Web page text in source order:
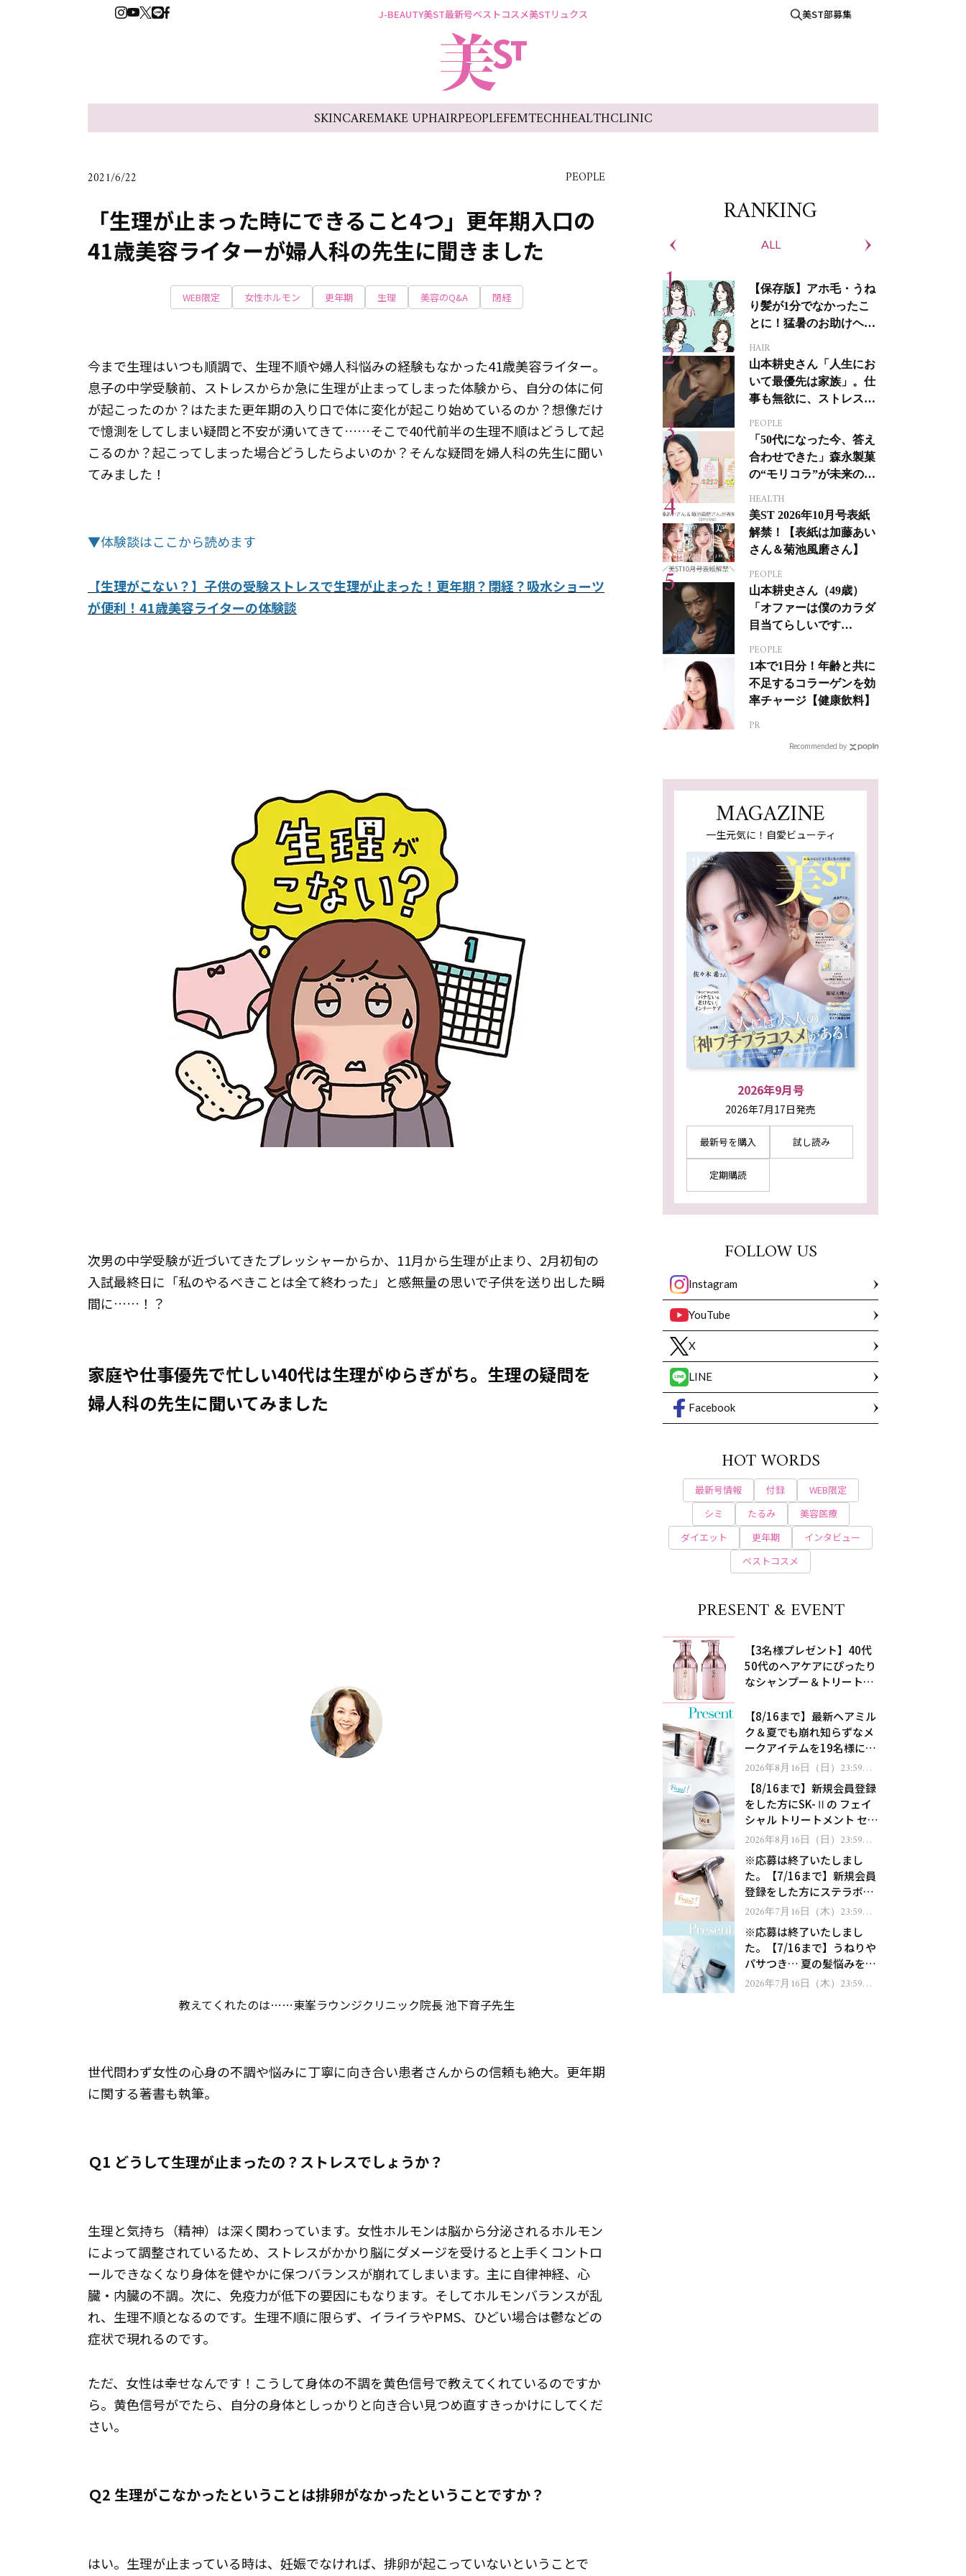
J-BEAUTY美ST最新号ベストコスメ美STリュクス 美ST部募集
SKINCAREMAKE UPHAIRPEOPLEFEMTECHHEALTHCLINIC
2021/6/22 PEOPLE
「生理が止まった時にできること4つ」更年期入口の
41歳美容ライターが婦人科の先生に聞きました
WEB限定 女性ホルモン 更年期 生理 美容のQ&A 閉経
今まで生理はいつも順調で、生理不順や婦人科悩みの経験もなかった41歳美容ライター。
息子の中学受験前、ストレスからか急に生理が止まってしまった体験から、自分の体に何
が起こったのか？はたまた更年期の入り口で体に変化が起こり始めているのか？想像だけ
で憶測をしてしまい疑問と不安が湧いてきて……そこで40代前半の生理不順はどうして起
こるのか？起こってしまった場合どうしたらよいのか？そんな疑問を婦人科の先生に聞い
てみました！
▼体験談はここから読めます
【生理がこない？】子供の受験ストレスで生理が止まった！更年期？閉経？吸水ショーツ
が便利！41歳美容ライターの体験談
次男の中学受験が近づいてきたプレッシャーからか、11月から生理が止まり、2月初旬の
入試最終日に「私のやるべきことは全て終わった」と感無量の思いで子供を送り出した瞬
間に……！？
家庭や仕事優先で忙しい40代は生理がゆらぎがち。生理の疑問を
婦人科の先生に聞いてみました
教えてくれたのは……東峯ラウンジクリニック院長 池下育子先生
世代問わず女性の心身の不調や悩みに丁寧に向き合い患者さんからの信頼も絶大。更年期
に関する著書も執筆。
Ｑ1 どうして生理が止まったの？ストレスでしょうか？
生理と気持ち（精神）は深く関わっています。女性ホルモンは脳から分泌されるホルモン
によって調整されているため、ストレスがかかり脳にダメージを受けると上手くコントロ
ールできなくなり身体を健やかに保つバランスが崩れてしまいます。主に自律神経、心
臓・内臓の不調。次に、免疫力が低下の要因にもなります。そしてホルモンバランスが乱
れ、生理不順となるのです。生理不順に限らず、イライラやPMS、ひどい場合は鬱などの
症状で現れるのです。
ただ、女性は幸せなんです！こうして身体の不調を黄色信号で教えてくれているのですか
ら。黄色信号がでたら、自分の身体としっかりと向き合い見つめ直すきっかけにしてくだ
さい。
Ｑ2 生理がこなかったということは排卵がなかったということですか？
はい。生理が止まっている時は、妊娠でなければ、排卵が起こっていないということで
RANKING
ALL
【保存版】アホ毛・うね
り髪が1分でなかったこ
とに！猛暑のお助けヘア
HAIR
山本耕史さん「人生にお
いて最優先は家族」。仕
事も無欲に、ストレスを
PEOPLE
「50代になった今、答え
合わせできた」森永製菓
の“モリコラ”が未来のキ
HEALTH
美ST 2026年10月号表紙
解禁！【表紙は加藤あい
さん＆菊池風磨さん】
PEOPLE
山本耕史さん（49歳）
「オファーは僕のカラダ
目当てらしいです
ジカルへの挑戦
PEOPLE
1本で1日分！年齢と共に
不足するコラーゲンを効
率チャージ【健康飲料】
PR
Recommended by
MAGAZINE
一生元気に！自愛ビューティ
2026年9月号
2026年7月17日発売
最新号を購入 試し読み
定期購読
FOLLOW US
Instagram
YouTube
X
LINE
Facebook
HOT WORDS
最新号情報 付録
WEB限定
シミ
たるみ
美容医療
ダイエット
更年期
インタビュー
ベストコスメ
PRESENT & EVENT
【3名様プレゼント】40代
50代のヘアケアにぴったり
なシャンプー＆トリートメ
処！
【8/16まで】最新ヘアミル
ク＆夏でも崩れ知らずなメ
ークアイテムを19名様にプ
レゼント！
2026年8月16日（日）23:59ま
で【8/16まで】新規会員登録
をした方にSK-Ⅱの フェイ
シャル トリートメント セラ
ムをプレゼント！
2026年8月16日（日）23:59ま
※応募は終了いたしまし
た。【7/16まで】新規会員
登録をした方にステラボー
テのシャインリバース ヘア
ゼント！
2026年7月16日（木）23:59ま
※応募は終了いたしまし
た。【7/16まで】うねりや
パサつき… 夏の髪悩みを解
消するヘアケアアイテムを
2026年7月16日（木）23:59ま